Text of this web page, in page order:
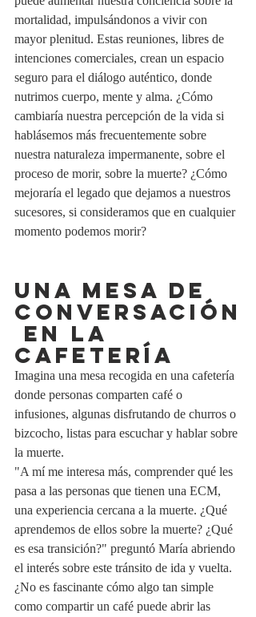
mortalidad, impulsándonos a vivir con
mayor plenitud. Estas reuniones, libres de
intenciones comerciales, crean un espacio
seguro para el diálogo auténtico, donde
nutrimos cuerpo, mente y alma. ¿Cómo
cambiaría nuestra percepción de la vida si
hablásemos más frecuentemente sobre
nuestra naturaleza impermanente, sobre el
proceso de morir, sobre la muerte? ¿Cómo
mejoraría el legado que dejamos a nuestros
sucesores, si consideramos que en cualquier
momento podemos morir?
UNA MESA DE
CONVERSACIÓN
EN LA
CAFETERÍA
Imagina una mesa recogida en una cafetería
donde personas comparten café o
infusiones, algunas disfrutando de churros o
bizcocho, listas para escuchar y hablar sobre
la muerte.
"A mí me interesa más, comprender qué les
pasa a las personas que tienen una ECM,
una experiencia cercana a la muerte. ¿Qué
aprendemos de ellos sobre la muerte? ¿Qué
es esa transición?" preguntó María abriendo
el interés sobre este tránsito de ida y vuelta.
¿No es fascinante cómo algo tan simple
como compartir un café puede abrir las